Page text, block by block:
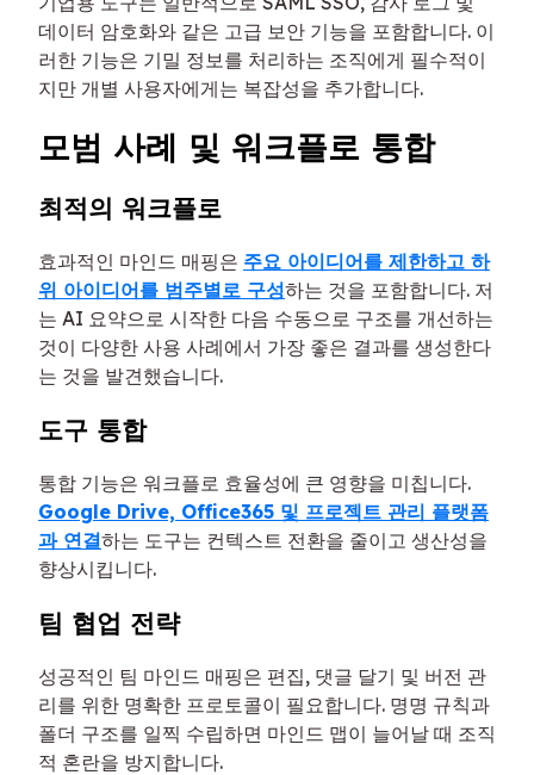
데이터 암호화와 같은 고급 보안 기능을 포함합니다. 이
러한 기능은 기밀 정보를 처리하는 조직에게 필수적이
지만 개별 사용자에게는 복잡성을 추가합니다.
모범 사례 및 워크플로 통합
최적의 워크플로
효과적인 마인드 매핑은 주요 아이디어를 제한하고 하
위 아이디어를 범주별로 구성하는 것을 포함합니다. 저
는 AI 요약으로 시작한 다음 수동으로 구조를 개선하는
것이 다양한 사용 사례에서 가장 좋은 결과를 생성한다
는 것을 발견했습니다.
도구 통합
통합 기능은 워크플로 효율성에 큰 영향을 미칩니다.
Google Drive, Office365 및 프로젝트 관리 플랫폼
과 연결하는 도구는 컨텍스트 전환을 줄이고 생산성을
향상시킵니다.
팀 협업 전략
성공적인 팀 마인드 매핑은 편집, 댓글 달기 및 버전 관
리를 위한 명확한 프로토콜이 필요합니다. 명명 규칙과
폴더 구조를 일찍 수립하면 마인드 맵이 늘어날 때 조직
적 혼란을 방지합니다.